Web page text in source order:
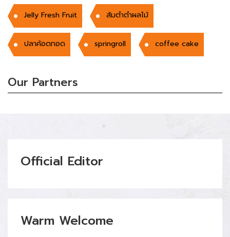
Jelly Fresh Fruit ส้มตำตำผลไม้
ปลาค้อดทอด springroll coffee cake
Our Partners
Official Editor
Warm Welcome